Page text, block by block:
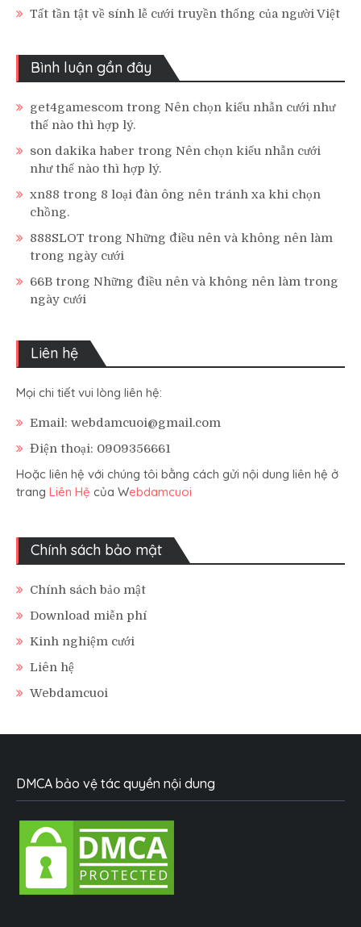
Tất tần tật về sính lễ cưới truyền thống của người Việt
Bình luận gần đây
get4gamescom trong Nên chọn kiểu nhẫn cưới như
thế nào thì hợp lý.
son dakika haber trong Nên chọn kiểu nhẫn cưới
như thế nào thì hợp lý.
xn88 trong 8 loại đàn ông nên tránh xa khi chọn
chồng.
888SLOT trong Những điều nên và không nên làm
trong ngày cưới
66B trong Những điều nên và không nên làm trong
ngày cưới
Liên hệ
Mọi chi tiết vui lòng liên hệ:
Email: webdamcuoi@gmail.com
Điện thoại: 0909356661
Hoặc liên hệ với chúng tôi bằng cách gửi nội dung liên hệ ở
trang Liên Hệ của Webdamcuoi
Chính sách bảo mật
Chính sách bảo mật
Download miễn phí
Kinh nghiệm cưới
Liên hệ
Webdamcuoi
DMCA bảo vệ tác quyền nội dung